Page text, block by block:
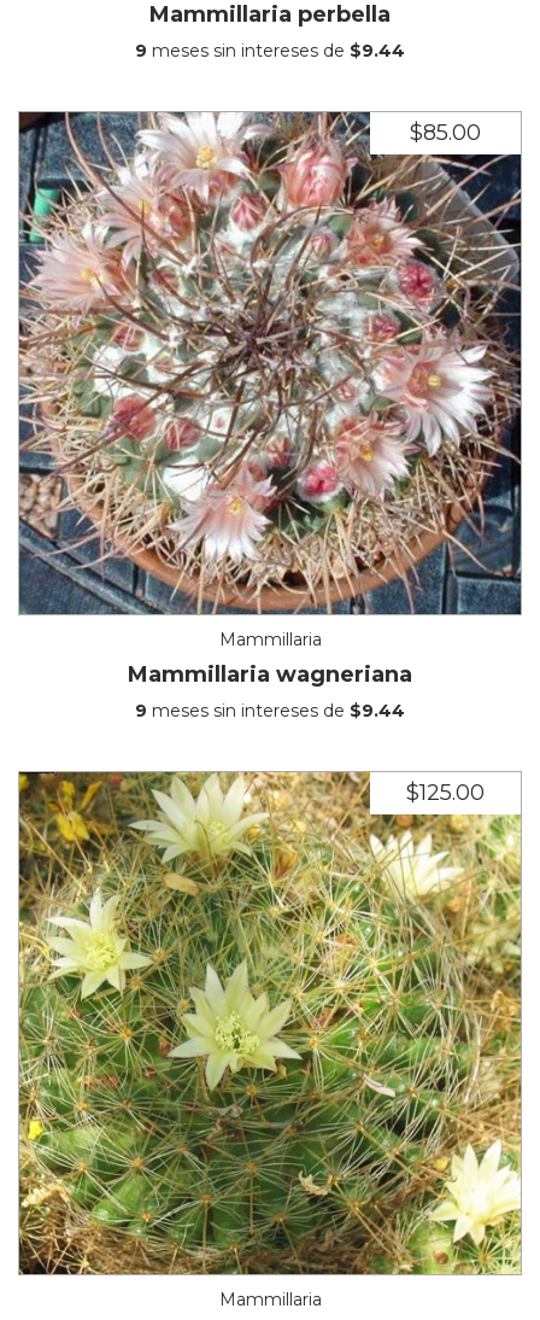
Mammillaria perbella
9 meses sin intereses de $9.44
$85.00
Mammillaria
Mammillaria wagneriana
9 meses sin intereses de $9.44
$125.00
Mammillaria